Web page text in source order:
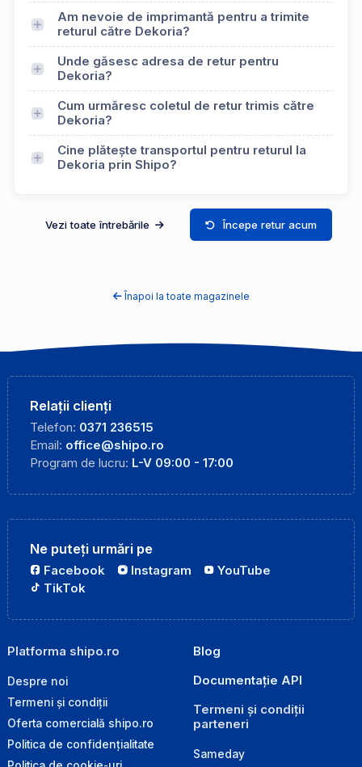
Am nevoie de imprimantă pentru a trimite
returul către Dekoria?
Unde găsesc adresa de retur pentru
Dekoria?
Cum urmăresc coletul de retur trimis către
Dekoria?
Cine plătește transportul pentru returul la
Dekoria prin Shipo?
Vezi toate întrebările Începe retur acum
Înapoi la toate magazinele
Relații clienți
Telefon: 0371 236515
Email: office@shipo.ro
Program de lucru: L-V 09:00 - 17:00
Ne puteți urmări pe
Facebook Instagram
YouTube
TikTok
Platforma shipo.ro
Despre noi
Termeni și condiții
Oferta comercială shipo.ro
Politica de confidențialitate
Blog
Documentație API
Termeni și condiții
parteneri
Sameday